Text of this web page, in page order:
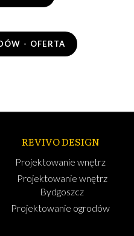
- OFERTA
REVIVO DESIGN
Projektowanie wnętrz
Projektowanie wnętrz
Bydgoszcz
Projektowanie ogrodów